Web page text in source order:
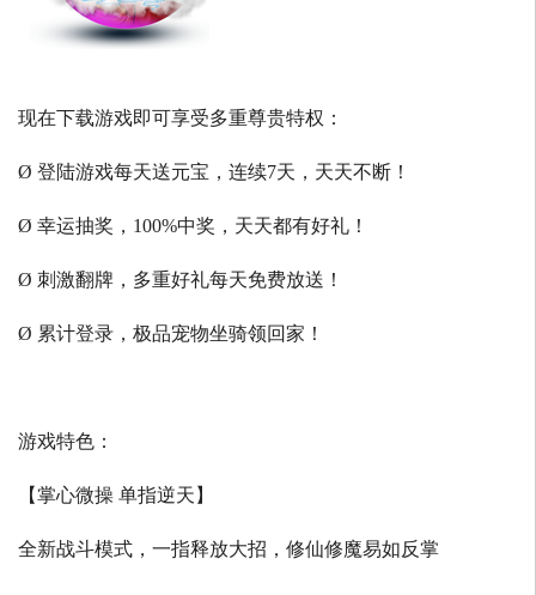
现在下载游戏即可享受多重尊贵特权：
Ø 登陆游戏每天送元宝，连续7天，天天不断！
Ø 幸运抽奖，100%中奖，天天都有好礼！
Ø 刺激翻牌，多重好礼每天免费放送！
Ø 累计登录，极品宠物坐骑领回家！
游戏特色：
【掌心微操 单指逆天】
全新战斗模式，一指释放大招，修仙修魔易如反掌